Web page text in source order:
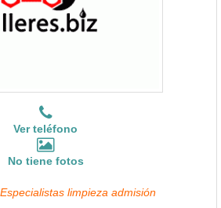
Ver teléfono
No tiene fotos
limpieza admisión